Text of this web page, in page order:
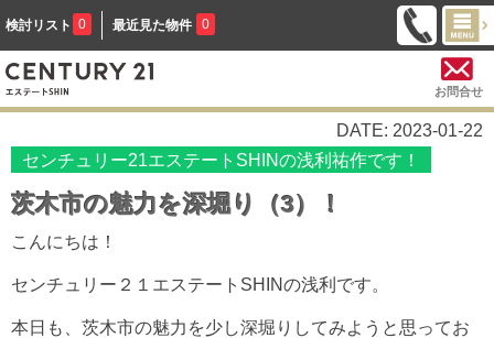
検討リスト 0 最近見た物件 0
お問合せ
DATE: 2023-01-22
センチュリー21エステートSHINの浅利祐作です！
茨木市の魅力を深堀り（3）！
こんにちは！
センチュリー２１エステートSHINの浅利です。
本日も、茨木市の魅力を少し深堀りしてみようと思ってお